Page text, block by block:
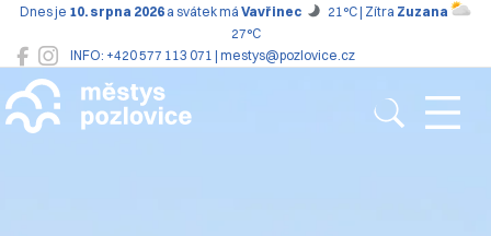
INFO: +420 577 113 071 | mestys@pozlovice.cz
Dnes je 10. srpna 2026a svátek má Vavřinec 21°C | Zítra Zuzana
27°C
Pozlovice